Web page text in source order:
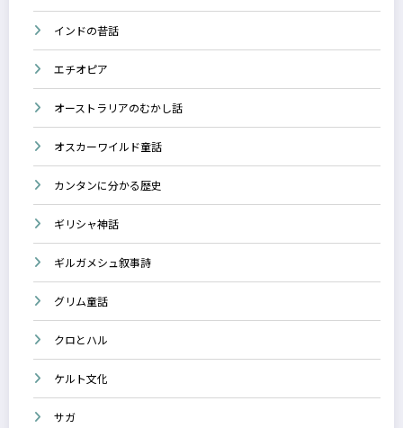
インドの昔話
エチオピア
オーストラリアのむかし話
オスカーワイルド童話
カンタンに分かる歴史
ギリシャ神話
ギルガメシュ叙事詩
グリム童話
クロとハル
ケルト文化
サガ